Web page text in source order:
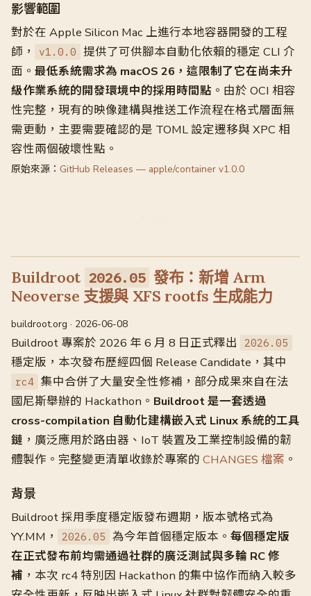
影響範圍
對於在 Apple Silicon Mac 上進行本地容器開發的工程
師，
v1.0.0 提供了可供腳本自動化依賴的穩定 CLI 介
面。 最低系統需求為 macOS 26，這限制了它在尚未升
級作業系統的開發環境中的採用時間點 。由於 OCI 相容
性完整，現有的映像建構與推送工作流程在格式層面無
需更動，主要需要確認的是 TOML 設定遷移與 XPC 相
容性兩個破壞性點。
原始來源： GitHub Releases — apple/container v1.0.0
Buildroot 2026.05 發布：新增 Arm
Neoverse 支援與 XFS rootfs 生成能力
buildroot.org · 2026-06-08
Buildroot 專案於 2026 年 6 月 8 日正式釋出 2026.05
穩定版，本次發布歷經四個 Release Candidate，其中
rc4 集中合併了大量安全性修補，部分成果來自在法
國尼斯舉辦的 Hackathon。 Buildroot 是一套透過
cross-compilation 自動化建構嵌入式 Linux 系統的工具
鏈 ，廣泛應用於路由器、IoT 裝置及工業控制設備的韌
體製作。完整變更清單收錄於專案的 CHANGES 檔案 。
背景
Buildroot 採用季度穩定版發布週期，版本號格式為
YY.MM，
2026.05 為今年首個穩定版本。 每個穩定版
在正式發布前均需通過社群的廣泛測試與多輪 RC 修
補 ，本次 rc4 特別因 Hackathon 的集中協作而納入較多